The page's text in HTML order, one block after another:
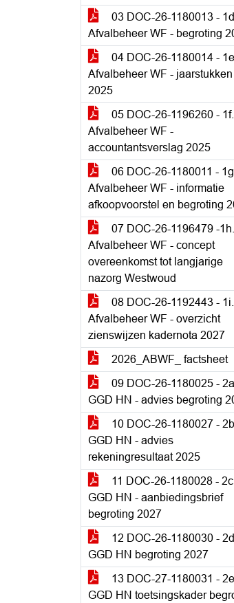
03 DOC-26-1180013 - 1d.
Afvalbeheer WF - begroting
04 DOC-26-1180014 - 1e.
Afvalbeheer WF - jaarstukken
2025
05 DOC-26-1196260 - 1f.
Afvalbeheer WF -
accountantsverslag 2025
06 DOC-26-1180011 - 1g.
Afvalbeheer WF - informatie
afkoopvoorstel en begroting
07 DOC-26-1196479 -1h.
Afvalbeheer WF - concept
overeenkomst tot langjarige
nazorg Westwoud
08 DOC-26-1192443 - 1i.
Afvalbeheer WF - overzicht
zienswijzen kadernota 2027
2026_ABWF_ factsheet
09 DOC-26-1180025 - 2a.
GGD HN - advies begroting
10 DOC-26-1180027 - 2b.
GGD HN - advies
rekeningresultaat 2025
11 DOC-26-1180028 - 2c.
GGD HN - aanbiedingsbrief
begroting 2027
12 DOC-26-1180030 - 2d.
GGD HN begroting 2027
13 DOC-27-1180031 - 2e.
GGD HN toetsingskader